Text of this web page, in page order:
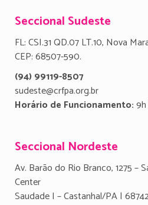
Seccional Sudeste
FL: CSI.31 QD.07 LT.10, Nova
CEP: 68507-590.
(94) 99119-8507
sudeste@crfpa.org.br
Horário de Funcionamento:
Seccional Nordeste
Av. Barão do Rio Branco, 1275 –
Center
Saudade I – Castanhal/PA |